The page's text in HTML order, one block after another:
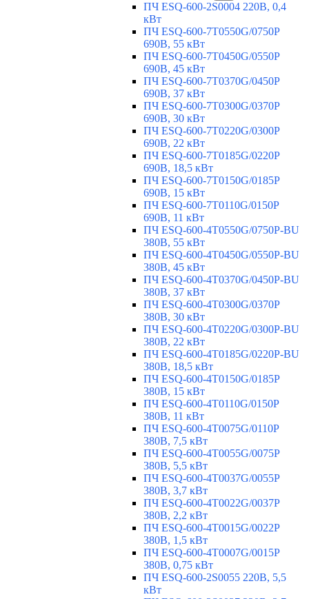
ПЧ ESQ-600-2S0004 220В, 0,4
кВт
ПЧ ESQ-600-7T0550G/0750P
690В, 55 кВт
ПЧ ESQ-600-7T0450G/0550P
690В, 45 кВт
ПЧ ESQ-600-7T0370G/0450P
690В, 37 кВт
ПЧ ESQ-600-7T0300G/0370P
690В, 30 кВт
ПЧ ESQ-600-7T0220G/0300P
690В, 22 кВт
ПЧ ESQ-600-7T0185G/0220P
690В, 18,5 кВт
ПЧ ESQ-600-7T0150G/0185P
690В, 15 кВт
ПЧ ESQ-600-7T0110G/0150P
690В, 11 кВт
ПЧ ESQ-600-4T0550G/0750P-BU
380В, 55 кВт
ПЧ ESQ-600-4T0450G/0550P-BU
380В, 45 кВт
ПЧ ESQ-600-4T0370G/0450P-BU
380В, 37 кВт
ПЧ ESQ-600-4T0300G/0370P
380В, 30 кВт
ПЧ ESQ-600-4T0220G/0300P-BU
380В, 22 кВт
ПЧ ESQ-600-4T0185G/0220P-BU
380В, 18,5 кВт
ПЧ ESQ-600-4T0150G/0185P
380В, 15 кВт
ПЧ ESQ-600-4T0110G/0150P
380В, 11 кВт
ПЧ ESQ-600-4T0075G/0110P
380В, 7,5 кВт
ПЧ ESQ-600-4T0055G/0075P
380В, 5,5 кВт
ПЧ ESQ-600-4T0037G/0055P
380В, 3,7 кВт
ПЧ ESQ-600-4T0022G/0037P
380В, 2,2 кВт
ПЧ ESQ-600-4T0015G/0022P
380В, 1,5 кВт
ПЧ ESQ-600-4T0007G/0015P
380В, 0,75 кВт
ПЧ ESQ-600-2S0055 220В, 5,5
кВт